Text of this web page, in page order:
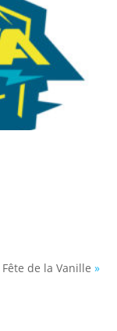
Fête de la Vanille »